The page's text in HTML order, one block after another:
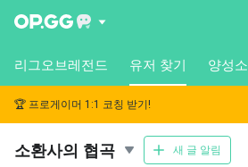
리그오브레전드 유저 찾기 양성소
🏆 프로게이머 1:1 코칭 받기!
소환사의 협곡 새 글 알림